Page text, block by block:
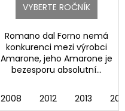
VYBERTE ROČNÍK
Romano dal Forno nemá
konkurenci mezi výrobci
Amarone, jeho Amarone je
bezesporu absolutní...
2008 2012 2013